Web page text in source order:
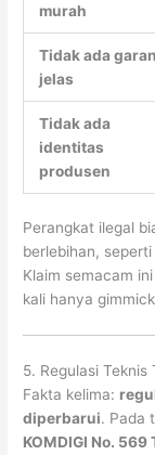
murah
Tidak ada
jelas
Tidak ada
identitas
produsen
Perangkat ilegal
berlebihan,
Klaim semacam
kali hanya
5. Regulasi
Fakta kelima:
diperbarui. Pada
KOMDIGI No.